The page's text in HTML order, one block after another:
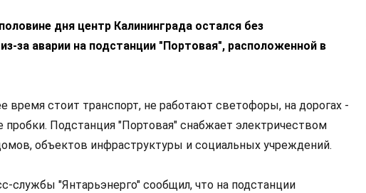
дня центр Калининграда остался без
за аварии на подстанции "Портовая", расположенной в
время стоит транспорт, не работают светофоры, на дорогах -
Подстанция "Портовая" снабжает электричеством
объектов инфраструктуры и социальных учреждений.
службы "Янтарьэнерго" сообщил, что на подстанции